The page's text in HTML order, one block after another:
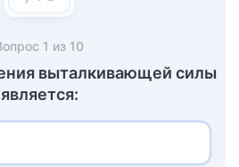
1 из 10
выталкивающей силы
является: